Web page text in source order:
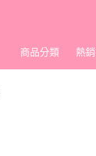
商品分類 熱